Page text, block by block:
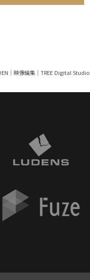
｜映像編集｜TREE Digital Studio